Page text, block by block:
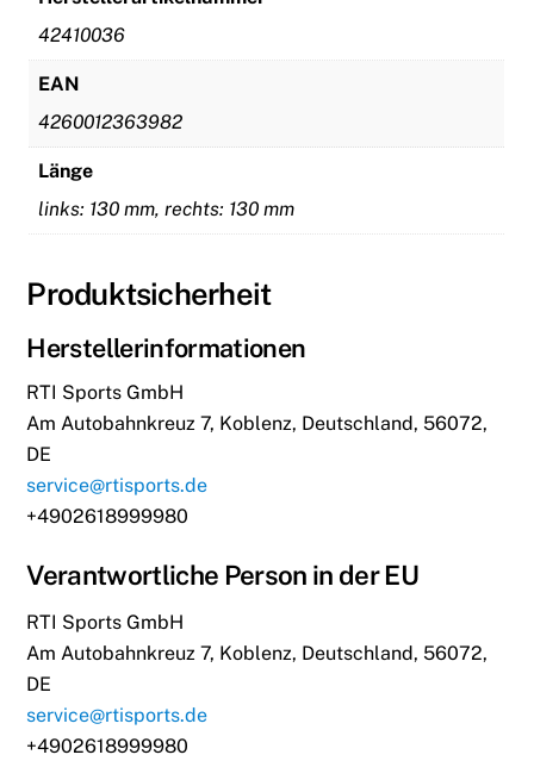
42410036
EAN
4260012363982
Länge
links: 130 mm, rechts: 130 mm
Produktsicherheit
Herstellerinformationen
RTI Sports GmbH
Am Autobahnkreuz 7, Koblenz, Deutschland, 56072,
DE
service@rtisports.de
+4902618999980
Verantwortliche Person in der EU
RTI Sports GmbH
Am Autobahnkreuz 7, Koblenz, Deutschland, 56072,
DE
service@rtisports.de
+4902618999980